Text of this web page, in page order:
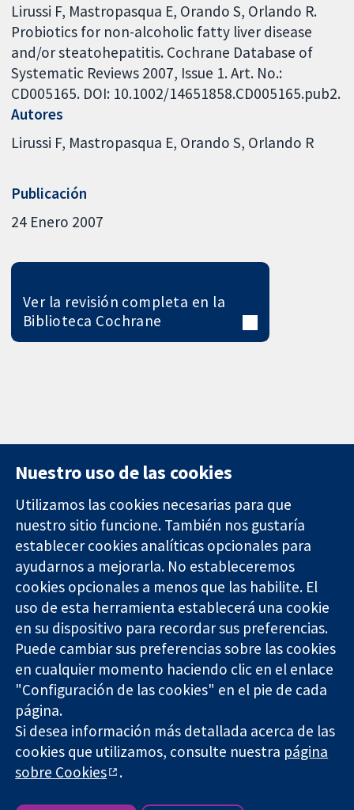
Lirussi F, Mastropasqua E, Orando S, Orlando R.
Probiotics for non-alcoholic fatty liver disease
and/or steatohepatitis. Cochrane Database of
Systematic Reviews 2007, Issue 1. Art. No.:
CD005165. DOI: 10.1002/14651858.CD005165.pub2.
Autores
Lirussi F Mastropasqua E Orando S Orlando R
Publicación
24 Enero 2007
Ver la revisión completa en la
Biblioteca Cochrane
Evidencia fiable.
Decisiones
informadas.
Mejor salud.
11-13 Cavendish
Square
Londres
W1G 0AN
Reino Unido
Contacto
Noticias
Prensa
Sobre
nosotros
Empleo
Cochrane
Library
The Cochrane Collaboration is a charity (no. 1045921) and a
company limited by guarantee (no. 03044323) registered in
England & Wales. VAT registration number GB 718 2127 49.
Copyright © 2026 The Cochrane Collaboration
Términos y condiciones del sitio web|Responsabilidades
Nuestro uso de las cookies
Utilizamos las cookies necesarias para que
nuestro sitio funcione. También nos gustaría
establecer cookies analíticas opcionales para
ayudarnos a mejorarla. No estableceremos
cookies opcionales a menos que las habilite. El
uso de esta herramienta establecerá una cookie
en su dispositivo para recordar sus preferencias.
Puede cambiar sus preferencias sobre las cookies
en cualquier momento haciendo clic en el enlace
"Configuración de las cookies" en el pie de cada
página.
Si desea información más detallada acerca de las
cookies que utilizamos, consulte nuestra página
sobre Cookies
.